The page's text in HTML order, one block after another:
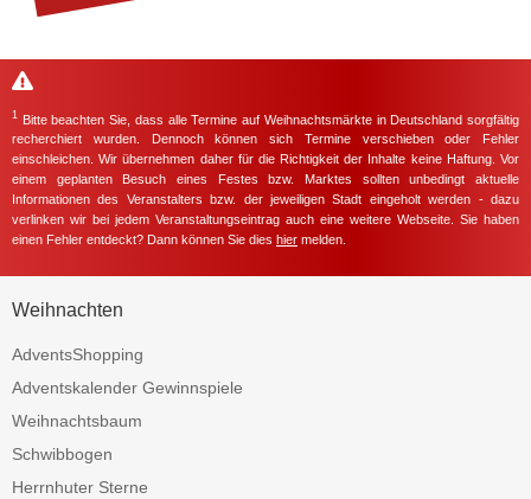
1
Bitte beachten Sie, dass alle Termine auf Weihnachtsmärkte in Deutschland sorgfältig
recherchiert wurden. Dennoch können sich Termine verschieben oder Fehler
einschleichen. Wir übernehmen daher für die Richtigkeit der Inhalte keine Haftung. Vor
einem geplanten Besuch eines Festes bzw. Marktes sollten unbedingt aktuelle
Informationen des Veranstalters bzw. der jeweiligen Stadt eingeholt werden - dazu
verlinken wir bei jedem Veranstaltungseintrag auch eine weitere Webseite. Sie haben
einen Fehler entdeckt? Dann können Sie dies hier melden.
Weihnachten
AdventsShopping
Adventskalender Gewinnspiele
Weihnachtsbaum
Schwibbogen
Herrnhuter Sterne